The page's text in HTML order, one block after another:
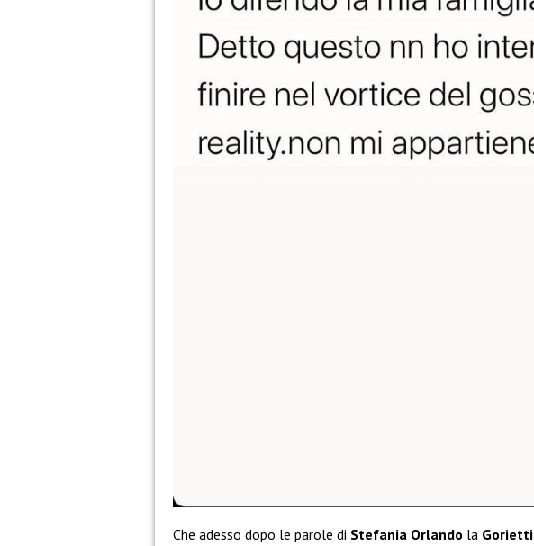
Che adesso dopo le parole di Stefania Orlando la Gorietti